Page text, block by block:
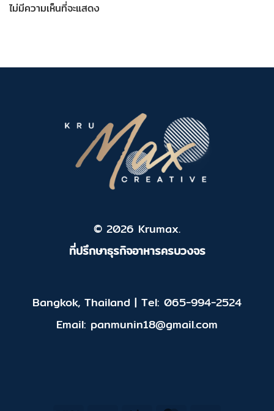
ไม่มีความเห็นที่จะแสดง
© 2026 Krumax.
ที่ปรึกษาธุรกิจอาหารครบวงจร
Bangkok, Thailand | Tel: 065-994-2524
Email: panmunin18@gmail.com